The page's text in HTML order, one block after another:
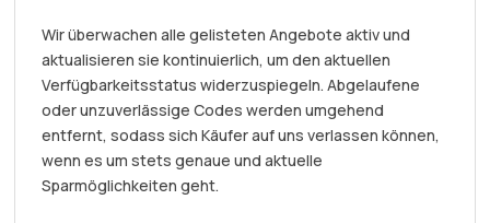
Wir überwachen alle gelisteten Angebote aktiv und
aktualisieren sie kontinuierlich, um den aktuellen
Verfügbarkeitsstatus widerzuspiegeln. Abgelaufene
oder unzuverlässige Codes werden umgehend
entfernt, sodass sich Käufer auf uns verlassen können,
wenn es um stets genaue und aktuelle
Sparmöglichkeiten geht.